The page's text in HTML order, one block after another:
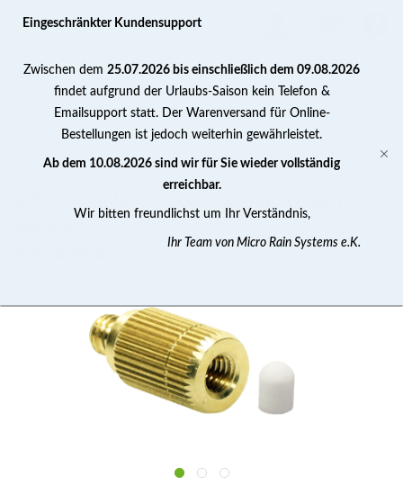
Filter / Filtersysteme
Eingeschränkter Kundensupport
Zwischen dem 25.07.2026 bis einschließlich dem 09.08.2026
findet aufgrund der Urlaubs-Saison kein Telefon &
Emailsupport statt. Der Warenversand für Online-
Bestellungen ist jedoch weiterhin gewährleistet.
Ab dem 10.08.2026 sind wir für Sie wieder vollständig
erreichbar.
Wir bitten freundlichst um Ihr Verständnis,
Ihr Team von Micro Rain Systems e.K.